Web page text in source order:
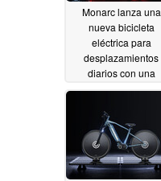
Monarc lanza una
nueva bicicleta
eléctrica para
desplazamientos
diarios con una
impresionante
millas